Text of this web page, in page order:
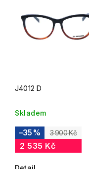
J4012 D
Skladem
3 900 Kč
–35 %
2 535 Kč